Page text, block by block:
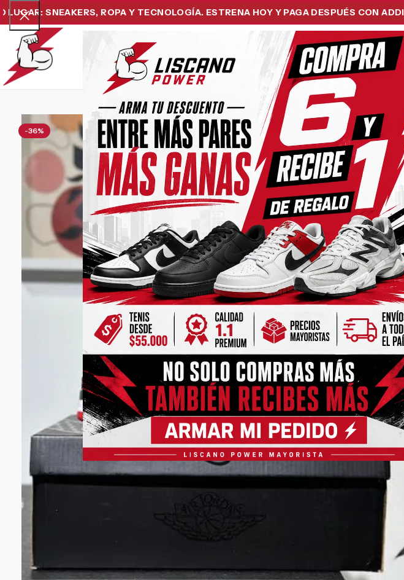
SNEAKERS, ROPA Y TECNOLOGÍA. ESTRENA HOY Y PAGA DESPUÉS CON ADDI.
Home SneakersTecnologíaRopa de Hombre
-36%